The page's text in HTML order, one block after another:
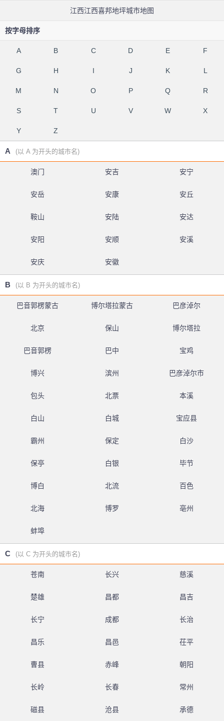
江西江西喜邦地坪城市地图
按字母排序
A B C D E F
G H I J K L
M N O P Q R
S T U V W X
Y Z
A (以 A 为开头的城市名)
澳门 安吉 安宁
安岳 安康 安丘
鞍山 安陆 安达
安阳 安顺 安溪
安庆 安徽
B (以 B 为开头的城市名)
巴音郭楞蒙古 博尔塔拉蒙古 巴彦淖尔
北京 保山 博尔塔拉
巴音郭楞 巴中 宝鸡
博兴 滨州 巴彦淖尔市
包头 北票 本溪
白山 白城 宝应县
霸州 保定 白沙
保亭 白银 毕节
博白 北流 百色
北海 博罗 亳州
蚌埠
C (以 C 为开头的城市名)
苍南 长兴 慈溪
楚雄 昌都 昌吉
长宁 成都 长治
昌乐 昌邑 茌平
曹县 赤峰 朝阳
长岭 长春 常州
磁县 沧县 承德